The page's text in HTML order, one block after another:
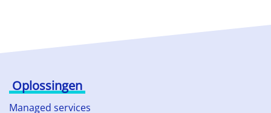
Oplossingen
Managed services